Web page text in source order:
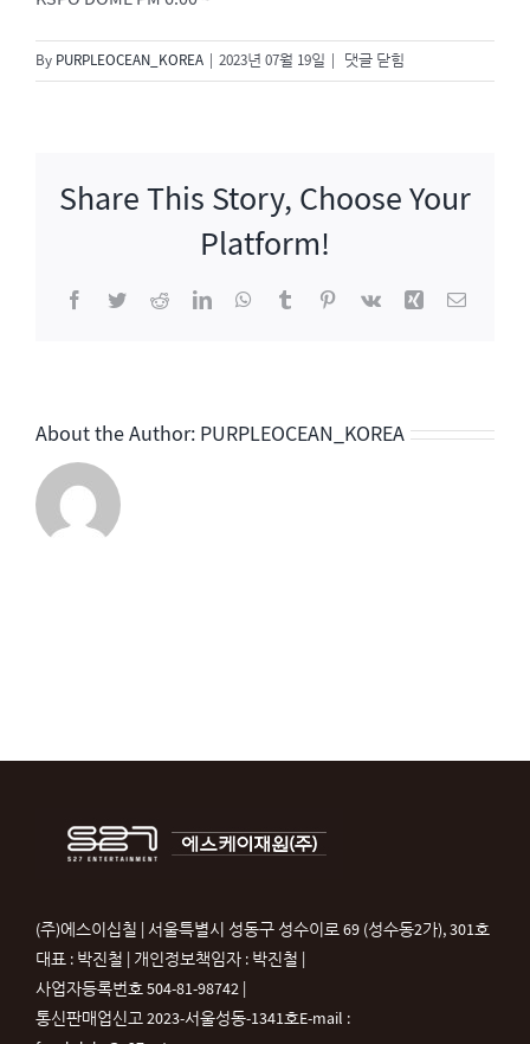
By PURPLEOCEAN_KOREA 2023년 07월 19일
2023
성
friends
댓글 닫힘
Share This Story, Choose Your
Platform!
Facebook
TwitterRedditLinkedInWhatsApp
TumblrPinterest
Vk Xing 이
About the Author: PURPLEOCEAN_KOREA
(주)에스이십칠 | 서울특별시 성동구 성수이로 69 (성수동2가), 301호
대표 : 박진철 | 개인정보책임자 : 박진철 |
사업자등록번호 504-81-98742 |
통신판매업신고 2023-서울성동-1341호E-mail :